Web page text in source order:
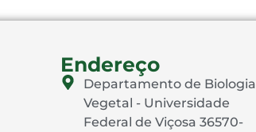
Endereço
Departamento de Biologia
Vegetal - Universidade
Federal de Viçosa 36570-